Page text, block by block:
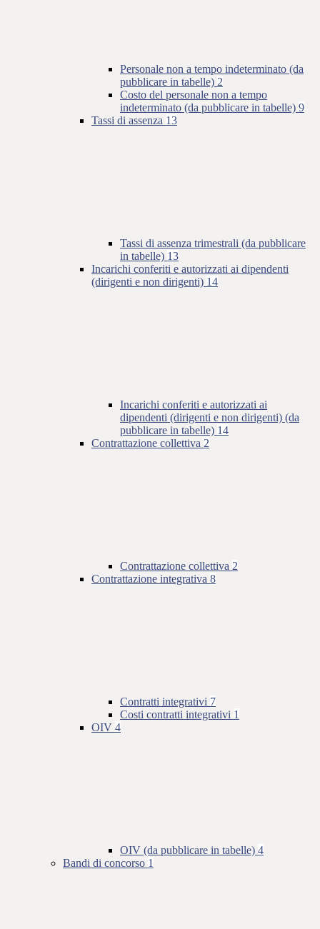
Personale non a tempo indeterminato (da
pubblicare in tabelle) 2
Costo del personale non a tempo
indeterminato (da pubblicare in tabelle) 9
Tassi di assenza 13
Tassi di assenza trimestrali (da pubblicare
in tabelle) 13
Incarichi conferiti e autorizzati ai dipendenti
(dirigenti e non dirigenti) 14
Incarichi conferiti e autorizzati ai
dipendenti (dirigenti e non dirigenti) (da
pubblicare in tabelle) 14
Contrattazione collettiva 2
Contrattazione collettiva 2
Contrattazione integrativa 8
Contratti integrativi 7
Costi contratti integrativi 1
OIV 4
OIV (da pubblicare in tabelle) 4
Bandi di concorso 1